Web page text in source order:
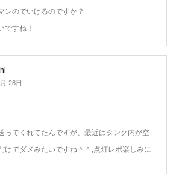
ンのでいけるのですか？
ですね！
28日
ってくれてたんですが、最近はタンク内が空
けでダメみたいですね＾＾;点灯レポ楽しみに